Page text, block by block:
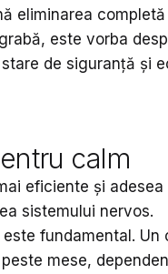
eliminarea
este vorba
de siguranță și
calm
eficiente și
sistemului nervos.
fundamental.
mese,